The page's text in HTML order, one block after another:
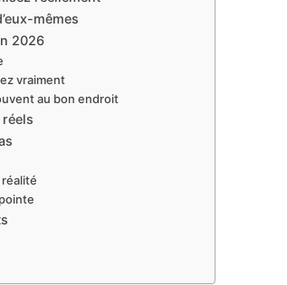
mêmes
2026
vraiment
au bon endroit